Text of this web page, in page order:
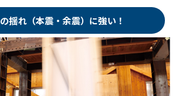
揺れ（本震・余震）に強い！